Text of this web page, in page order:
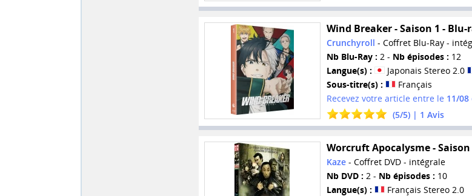
Wind Breaker - Saison 1 - Blu-
Crunchyroll - Coffret Blu-Ray -
Nb Blu-Ray : 2 - Nb épisodes : 12
Langue(s) :
Japonais Stereo 2.0
Sous-titre(s) :
Français
Recevez votre article entre le 11/08
(5/5) | 1 Avis
Worcruft Apocalysme - Saison
Kaze- Coffret DVD - intégrale
Nb DVD : 2 - Nb épisodes : 10
Langue(s) :
Français Stereo 2.0